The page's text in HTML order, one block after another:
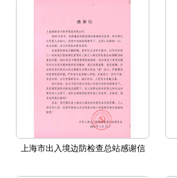
上海市出入境边防检查总站感谢信